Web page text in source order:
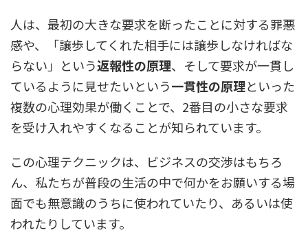
人は、最初の大きな要求を断ったことに対する罪悪
感や、「譲歩してくれた相手には譲歩しなければな
らない」という返報性の原理、そして要求が一貫し
ているように見せたいという一貫性の原理といった
複数の心理効果が働くことで、2番目の小さな要求
を受け入れやすくなることが知られています。
この心理テクニックは、ビジネスの交渉はもちろ
ん、私たちが普段の生活の中で何かをお願いする場
面でも無意識のうちに使われていたり、あるいは使
われたりしています。